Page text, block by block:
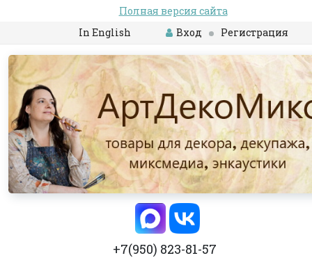
Полная версия сайта
In English
Вход Регистрация
+7(950) 823-81-57